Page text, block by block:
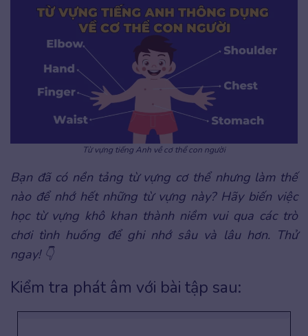
Từ vựng tiếng Anh về cơ thể con người
Bạn đã có nền tảng từ vựng cơ thể nhưng làm thế
nào để nhớ hết những từ vựng này? Hãy biến việc
học từ vựng khô khan thành niềm vui qua các trò
chơi tình huống để ghi nhớ sâu và lâu hơn. Thử
ngay! 👇
Kiểm tra phát âm với bài tập sau: